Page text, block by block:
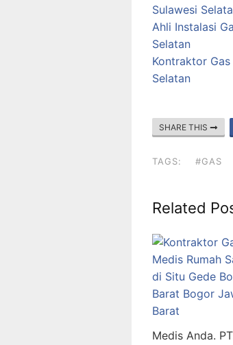
Sulawesi
Ahli Instalasi
Selatan
Kontraktor
Selatan
SHARE THIS
TAGS: #GAS
Related
Medis Anda.